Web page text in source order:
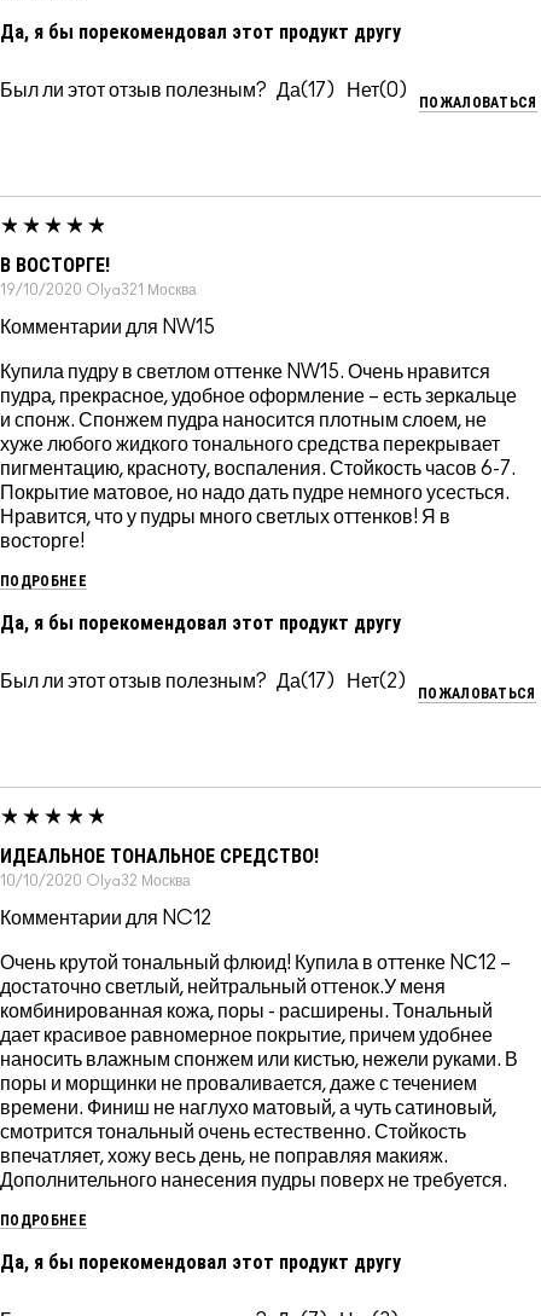
Да, я бы порекомендовал этот продукт другу
Был ли этот отзыв полезным? 17 0
ПОЖАЛОВАТЬСЯ
В ВОСТОРГЕ!
19/10/2020 Olya321 Москва
Комментарии для NW15
Купила пудру в светлом оттенке NW15. Очень нравится
пудра, прекрасное, удобное оформление – есть зеркальце
и спонж. Спонжем пудра наносится плотным слоем, не
хуже любого жидкого тонального средства перекрывает
пигментацию, красноту, воспаления. Стойкость часов 6-7.
Покрытие матовое, но надо дать пудре немного усесться.
Нравится, что у пудры много светлых оттенков! Я в
восторге!
ПОДРОБНЕЕ
Да, я бы порекомендовал этот продукт другу
Был ли этот отзыв полезным? 17 2
ПОЖАЛОВАТЬСЯ
ИДЕАЛЬНОЕ ТОНАЛЬНОЕ СРЕДСТВО!
10/10/2020 Olya32 Москва
Комментарии для NC12
Очень крутой тональный флюид! Купила в оттенке NС12 –
достаточно светлый, нейтральный оттенок.У меня
комбинированная кожа, поры - расширены. Тональный
дает красивое равномерное покрытие, причем удобнее
наносить влажным спонжем или кистью, нежели руками. В
поры и морщинки не проваливается, даже с течением
времени. Финиш не наглухо матовый, а чуть сатиновый,
смотрится тональный очень естественно. Стойкость
впечатляет, хожу весь день, не поправляя макияж.
Дополнительного нанесения пудры поверх не требуется.
ПОДРОБНЕЕ
Да, я бы порекомендовал этот продукт другу